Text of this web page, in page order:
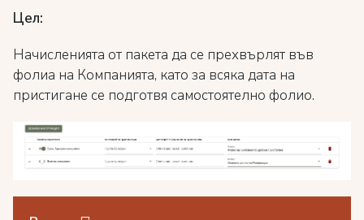
Цел:
Начисленията от пакета да се прехвърлят във
фолиа на Компанията, като за всяка дата на
пристигане се подготвя самостоятелно фолио.